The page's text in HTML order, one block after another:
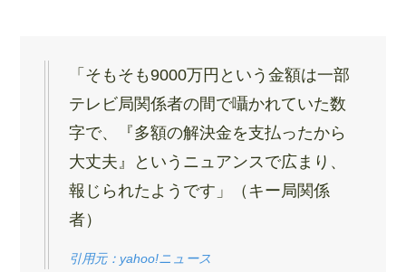
「そもそも9000万円という金額は一部
テレビ局関係者の間で囁かれていた数
字で、『多額の解決金を支払ったから
大丈夫』というニュアンスで広まり、
報じられたようです」（キー局関係
者）
引用元：yahoo!ニュース